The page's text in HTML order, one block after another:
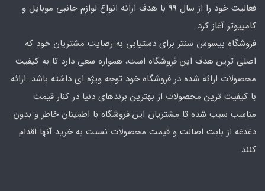
فعالیت خود را از سال 99 با هدف ارائه انواع لوازم جانبی موبایل و
کامپیوتر آغاز کرد.
فروشگاه بیسوس سنتر برای دستیابی به رضایت مشتریان خود که
اصلی‌ ترین هدف این فروشگاه است، همواره سعی دارد تا به کیفیت
محصولات ارائه شده در فروشگاه خود توجه ویژه ای داشته باشد. ارائه
با کیفیت‌ ترین محصولات از بهترین برندهای دنیا در کنار قیمت
مناسب سبب شده تا مشتریان این فروشگاه با اطمینان خاطر و بدون
دغدغه از بابت اصالت و قیمت محصولات نسبت به خرید آنها اقدام
کنند.